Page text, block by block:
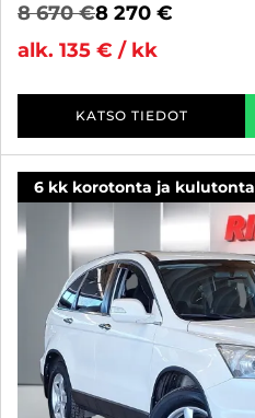
8 670 €8 270 €
alk. 135 € / kk
KATSO TIEDOT
6 kk korotonta ja kulutonta